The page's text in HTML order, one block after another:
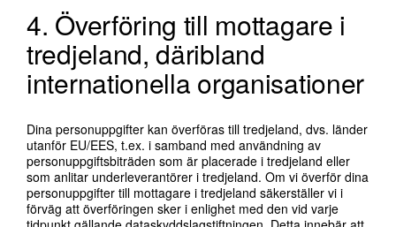
4. Överföring till mottagare i
tredjeland, däribland
internationella organisationer
Dina personuppgifter kan överföras till tredjeland, dvs. länder
utanför EU/EES, t.ex. i samband med användning av
personuppgiftsbiträden som är placerade i tredjeland eller
som anlitar underleverantörer i tredjeland. Om vi överför dina
personuppgifter till mottagare i tredjeland säkerställer vi i
förväg att överföringen sker i enlighet med den vid varje